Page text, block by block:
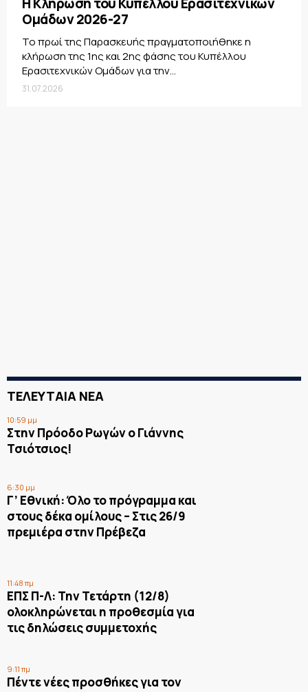
Η Κλήρωση του Κυπέλλου Ερασιτεχνικών
Ομάδων 2026-27
Το πρωί της Παρασκευής πραγματοποιήθηκε η
κλήρωση της 1ης και 2ης φάσης του Κυπέλλου
Ερασιτεχνικών Ομάδων για την...
31.07.2026
ΤΕΛΕΥΤΑΙΑ ΝΕΑ
10:59 μμ
Στην Πρόοδο Ρωγών ο Γιάννης
Τσιότσιος!
6:30 μμ
Γ’ Εθνική: Όλο το πρόγραμμα και
στους δέκα ομίλους – Στις 26/9
πρεμιέρα στην Πρέβεζα
11:48 πμ
ΕΠΣ Π-Λ: Την Τετάρτη (12/8)
ολοκληρώνεται η προθεσμία για
τις δηλώσεις συμμετοχής
9:11 πμ
Πέντε νέες προσθήκες για τον